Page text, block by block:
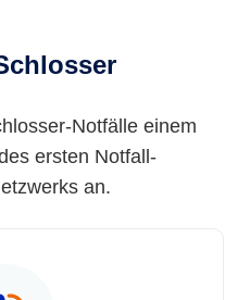
Notfälle einem
ersten Notfall-
an.